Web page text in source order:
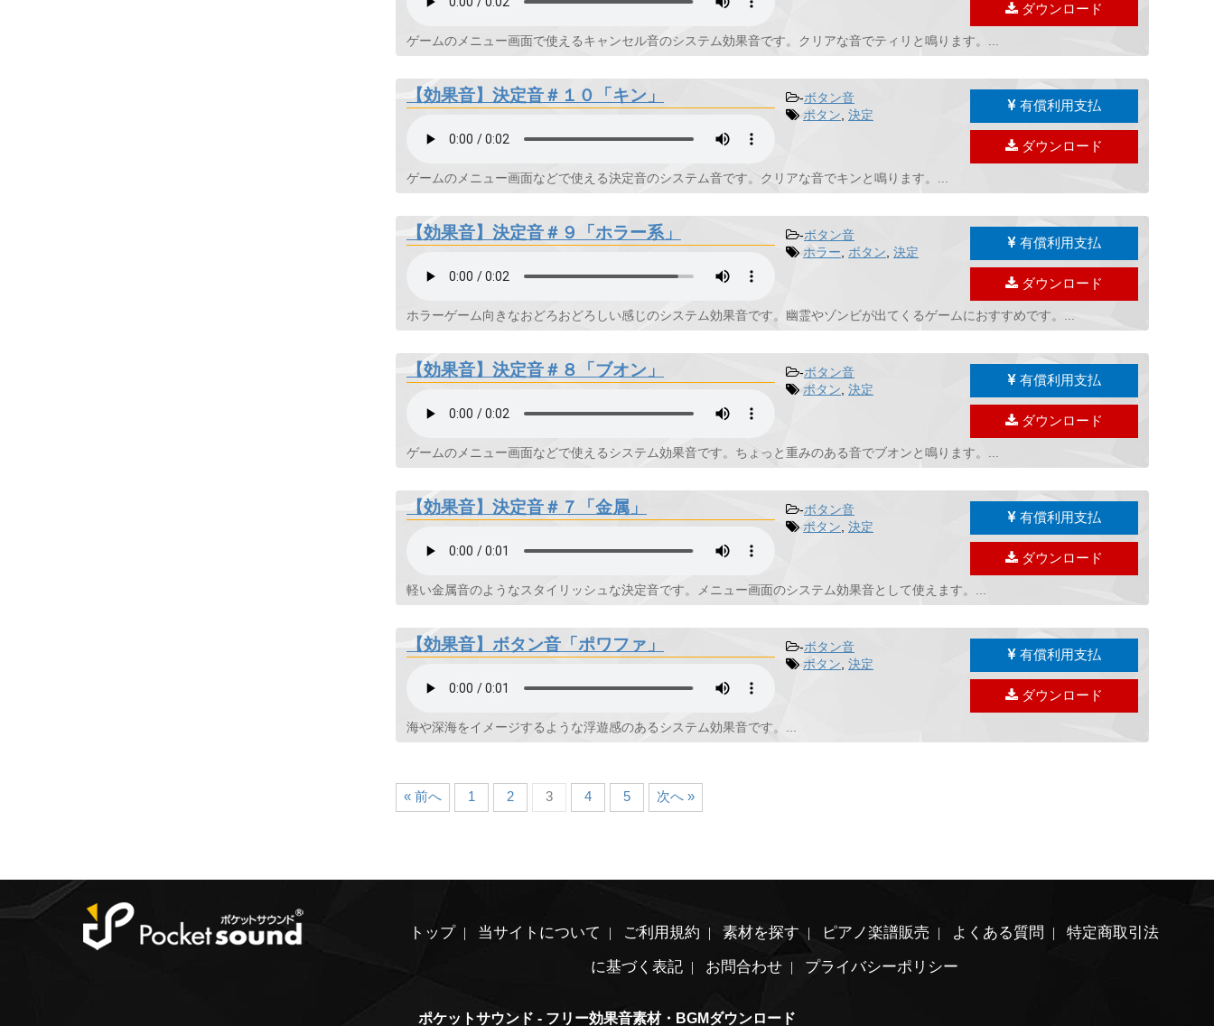
ダウンロード
ゲームのメニュー画面で使えるキャンセル音のシステム効果音です。クリアな音でティリと鳴ります。...
【効果音】決定音＃１０「キン」 -ボタン音
ボタン 決定
有償利用支払
ダウンロード
ゲームのメニュー画面などで使える決定音のシステム音です。クリアな音でキンと鳴ります。...
【効果音】決定音＃９「ホラー系」 -ボタン音
ホラー
ボタン 決定
有償利用支払
ダウンロード
ホラーゲーム向きなおどろおどろしい感じのシステム効果音です。幽霊やゾンビが出てくるゲームにおすすめです。...
【効果音】決定音＃８「ブオン」 -ボタン音
ボタン 決定
有償利用支払
ダウンロード
ゲームのメニュー画面などで使えるシステム効果音です。ちょっと重みのある音でブオンと鳴ります。...
【効果音】決定音＃７「金属」 -ボタン音
ボタン 決定
有償利用支払
ダウンロード
軽い金属音のようなスタイリッシュな決定音です。メニュー画面のシステム効果音として使えます。...
【効果音】ボタン音「ポワファ」 -ボタン音
ボタン 決定
有償利用支払
ダウンロード
海や深海をイメージするような浮遊感のあるシステム効果音です。...
« 前へ 1 2 3 4 5 次へ »
トップ 当サイトについて ご利用規約 素材を探す ピアノ楽譜販売 よくある質問
特定商取引法
に基づく表記
お問合わせ プライバシーポリシー
ポケットサウンド - フリー効果音素材・BGMダウンロード